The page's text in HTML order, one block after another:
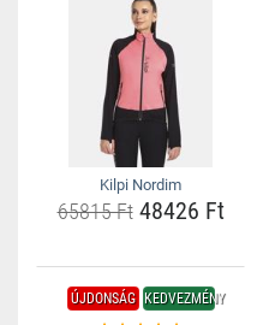
Kilpi Nordim
65815 Ft48426 Ft
ÚJDONSÁG KEDVEZMÉNY